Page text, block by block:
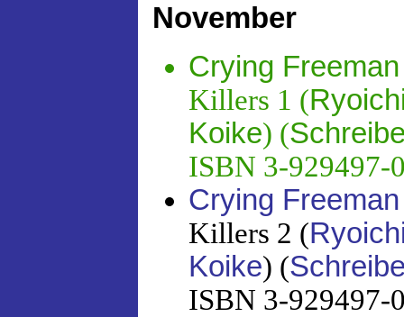
November
Crying Freeman
Killers 1 (
Koike) (
ISBN 3-929497-
Crying Freeman
Killers 2 (
Koike) (
ISBN 3-929497-